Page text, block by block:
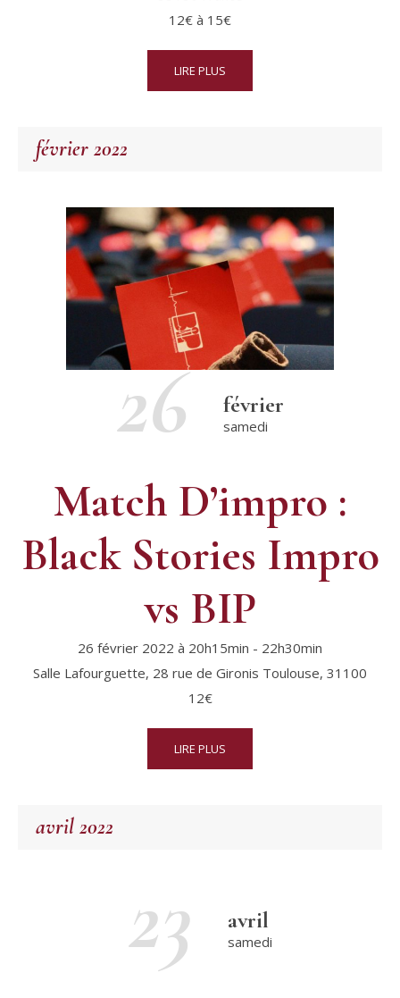
12€ à 15€
LIRE PLUS
février 2022
26 février
samedi
Match D’impro :
Black Stories Impro
vs BIP
26 février 2022 à 20h15min - 22h30min
Salle Lafourguette, 28 rue de Gironis Toulouse, 31100
12€
LIRE PLUS
avril 2022
23 avril
samedi